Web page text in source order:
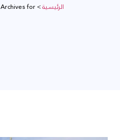
الرئيسية>Archives for نوفمبر 14, 2020